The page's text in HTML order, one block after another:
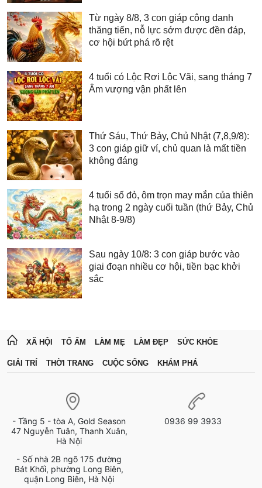
Từ ngày 8/8, 3 con giáp công danh
thăng tiến, nỗ lực sớm được đền đáp,
cơ hội bứt phá rõ rệt
4 tuổi có Lộc Rơi Lộc Vãi, sang tháng 7
Âm vượng vận phất lên
Thứ Sáu, Thứ Bảy, Chủ Nhật (7,8,9/8):
3 con giáp giữ ví, chủ quan là mất tiền
không đáng
4 tuổi số đỏ, ôm trọn may mắn của thiên
hạ trong 2 ngày cuối tuần (thứ Bảy, Chủ
Nhật 8-9/8)
Sau ngày 10/8: 3 con giáp bước vào
giai đoạn nhiều cơ hội, tiền bạc khởi
sắc
XÃ HỘI TỔ ẤM LÀM MẸ LÀM ĐẸP SỨC KHỎE
GIẢI TRÍ THỜI TRANG CUỘC SỐNG KHÁM PHÁ
- Tầng 5 - tòa A, Gold Season
47 Nguyễn Tuân, Thanh Xuân,
Hà Nội
- Số nhà 2B ngõ 175 đường
Bát Khối, phường Long Biên,
quận Long Biên, Hà Nội
0936 99 3933